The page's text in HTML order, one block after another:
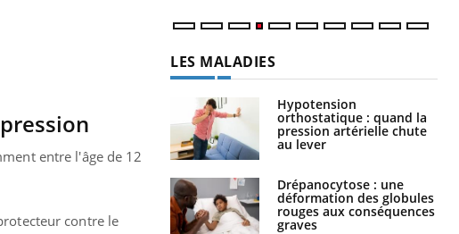
entre l'âge de 12
contre le
LES MALADIES
Hypotension
orthostatique : quand la
pression artérielle chute
au lever
Drépanocytose : une
déformation des globules
rouges aux conséquences
graves